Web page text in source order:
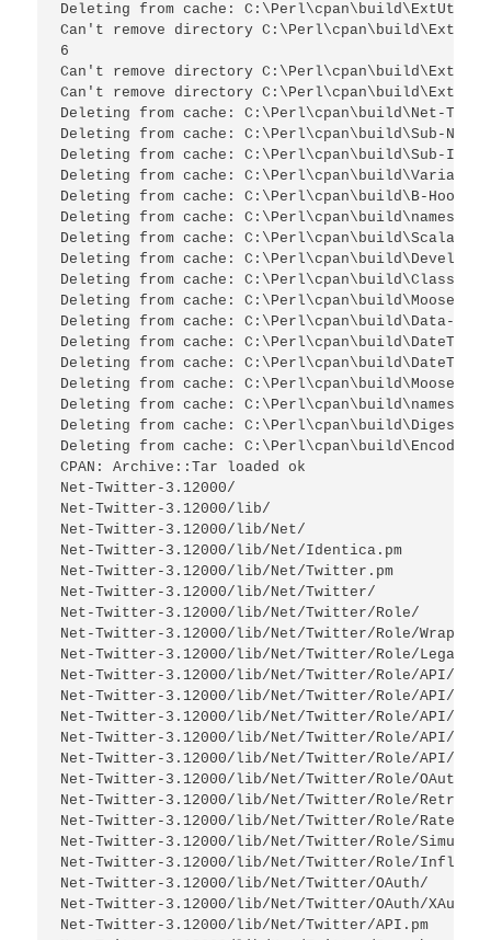
Deleting from cache: C:\Perl\cpan\build\ExtUtils-
Can't remove directory
6
Can't remove directory
Can't remove directory
Deleting from cache: C:\Perl\cpan\build\Net-
Deleting from cache: C:\Perl\cpan\build\Sub-
Deleting from cache: C:\Perl\cpan\build\Sub-
Deleting from cache: C:\Perl\cpan\build\Variable-
Deleting from cache: C:\Perl\cpan\build\B-Hooks-
Deleting from cache:
Deleting from cache: C:\Perl\cpan\build\Scalar-
Deleting from cache: C:\Perl\cpan\build\Devel-
Deleting from cache: C:\Perl\cpan\build\Class-
Deleting from cache: C:\Perl\cpan\build\Moose-
Deleting from cache: C:\Perl\cpan\build\Data-
Deleting from cache: C:\Perl\cpan\build\DateTime-
Deleting from cache: C:\Perl\cpan\build\DateTime-
Deleting from cache: C:\Perl\cpan\build\MooseX-
Deleting from cache:
Deleting from cache: C:\Perl\cpan\build\Digest-
Deleting from cache: C:\Perl\cpan\build\Encode-
CPAN: Archive::Tar loaded ok
Net-Twitter-3.12000/
Net-Twitter-3.12000/lib/
Net-Twitter-3.12000/lib/Net/
Net-Twitter-3.12000/lib/Net/Identica.pm
Net-Twitter-3.12000/lib/Net/Twitter.pm
Net-Twitter-3.12000/lib/Net/Twitter/
Net-Twitter-3.12000/lib/Net/Twitter/Role/
Net-Twitter-3.12000/lib/Net/Twitter/Role/
Net-Twitter-3.12000/lib/Net/Twitter/Role/
Net-Twitter-3.12000/lib/Net/Twitter/Role/API/
Net-Twitter-3.12000/lib/Net/Twitter/Role/API/
Net-Twitter-3.12000/lib/Net/Twitter/Role/API/
Net-Twitter-3.12000/lib/Net/Twitter/Role/API/
Net-Twitter-3.12000/lib/Net/Twitter/Role/API/
Net-Twitter-3.12000/lib/Net/Twitter/Role/OAuth.pm
Net-Twitter-3.12000/lib/Net/Twitter/Role/
Net-Twitter-3.12000/lib/Net/Twitter/Role/
Net-Twitter-3.12000/lib/Net/Twitter/Role/
Net-Twitter-3.12000/lib/Net/Twitter/Role/
Net-Twitter-3.12000/lib/Net/Twitter/OAuth/
Net-Twitter-3.12000/lib/Net/Twitter/OAuth/
Net-Twitter-3.12000/lib/Net/Twitter/API.pm